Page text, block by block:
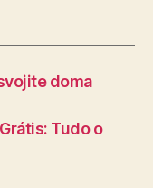
doma
Tudo o